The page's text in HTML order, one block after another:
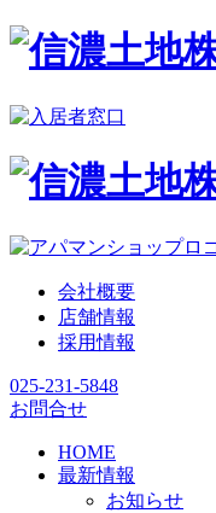
会社概要
店舗情報
採用情報
025-231-5848
お問合せ
HOME
最新情報
お知らせ